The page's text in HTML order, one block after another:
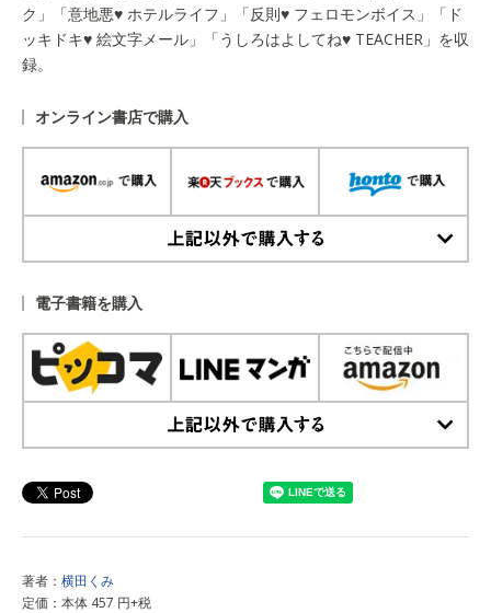
ク」「意地悪♥ ホテルライフ」「反則♥ フェロモンボイス」「ド
ッキドキ♥ 絵文字メール」「うしろはよしてね♥ TEACHER」を収
録。
オンライン書店で購入
電子書籍を購入
著者： 横田くみ
定価：本体 457 円+税